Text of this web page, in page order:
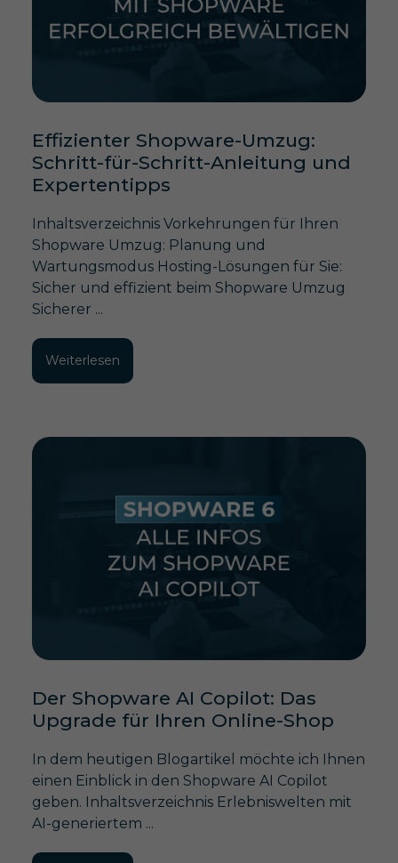
Effizienter Shopware-Umzug:
Schritt-für-Schritt-Anleitung und
Expertentipps
Inhaltsverzeichnis Vorkehrungen für Ihren
Shopware Umzug: Planung und
Wartungsmodus Hosting-Lösungen für Sie:
Sicher und effizient beim Shopware Umzug
Sicherer ...
Weiterlesen
Der Shopware AI Copilot: Das
Upgrade für Ihren Online-Shop
In dem heutigen Blogartikel möchte ich Ihnen
einen Einblick in den Shopware AI Copilot
geben. Inhaltsverzeichnis Erlebniswelten mit
AI-generiertem ...